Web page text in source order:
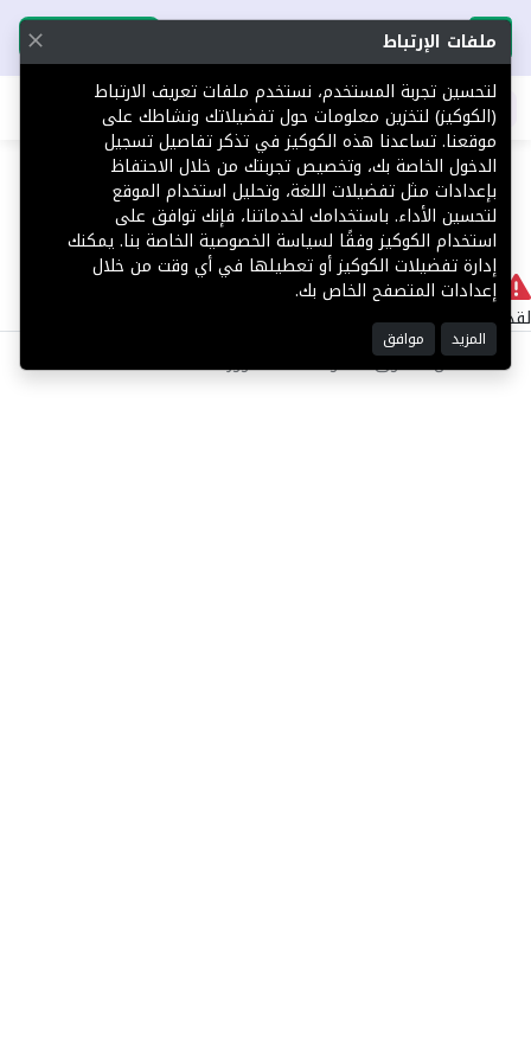
تحميل التطبيق تحميل التطبيق
اطلب عقارك
404 لا يوجد
لقد حدث خطأ داخلي أثناء معالجة طلبك.
©2025 كل الحقوق محفوظة منصة توور
ملفات الإرتباط
لتحسين تجربة المستخدم، نستخدم ملفات تعريف الارتباط
(الكوكيز) لتخزين معلومات حول تفضيلاتك ونشاطك على
موقعنا. تساعدنا هذه الكوكيز في تذكر تفاصيل تسجيل
الدخول الخاصة بك، وتخصيص تجربتك من خلال الاحتفاظ
بإعدادات مثل تفضيلات اللغة، وتحليل استخدام الموقع
لتحسين الأداء. باستخدامك لخدماتنا، فإنك توافق على
استخدام الكوكيز وفقًا لسياسة الخصوصية الخاصة بنا. يمكنك
إدارة تفضيلات الكوكيز أو تعطيلها في أي وقت من خلال
إعدادات المتصفح الخاص بك.
المزيد موافق